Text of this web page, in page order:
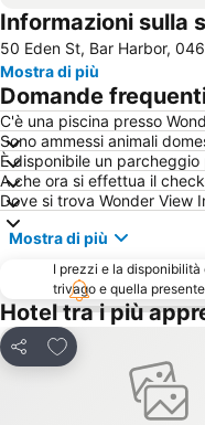
Informazioni sulla
50 Eden St, Bar Harbor,
Mostra di più
Domande
C'è una piscina presso
Sono ammessi animali
È disponibile un parcheggio
A che ora si effettua il
Dove si trova Wonder View
Mostra di più
I prezzi e la
trivago e quella
Hotel tra i più
Condividi
Aggiungi ai preferiti